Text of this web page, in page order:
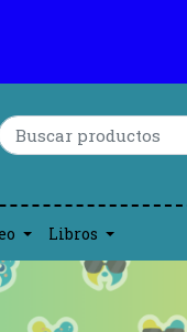
Libros